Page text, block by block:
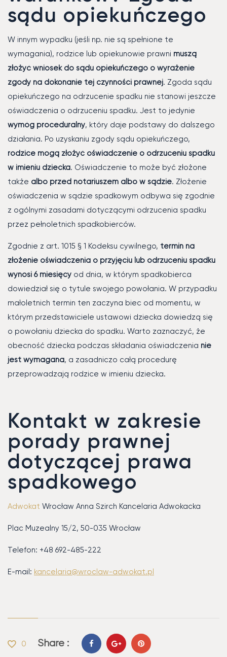
sądu opiekuńczego
W innym wypadku (jeśli np. nie są spełnione te
wymagania), rodzice lub opiekunowie prawni muszą
złożyć wniosek do sądu opiekuńczego o wyrażenie
zgody na dokonanie tej czynności prawnej. Zgoda sądu
opiekuńczego na odrzucenie spadku nie stanowi jeszcze
oświadczenia o odrzuceniu spadku. Jest to jedynie
wymóg proceduralny, który daje podstawy do dalszego
działania. Po uzyskaniu zgody sądu opiekuńczego,
rodzice mogą złożyć oświadczenie o odrzuceniu spadku
w imieniu dziecka. Oświadczenie to może być złożone
także albo przed notariuszem albo w sądzie. Złożenie
oświadczenia w sądzie spadkowym odbywa się zgodnie
z ogólnymi zasadami dotyczącymi odrzucenia spadku
przez pełnoletnich spadkobierców.
Zgodnie z art. 1015 § 1 Kodeksu cywilnego, termin na
złożenie oświadczenia o przyjęciu lub odrzuceniu spadku
wynosi 6 miesięcy od dnia, w którym spadkobierca
dowiedział się o tytule swojego powołania. W przypadku
małoletnich termin ten zaczyna biec od momentu, w
którym przedstawiciele ustawowi dziecka dowiedzą się
o powołaniu dziecka do spadku. Warto zaznaczyć, że
obecność dziecka podczas składania oświadczenia nie
jest wymagana, a zasadniczo całą procedurę
przeprowadzają rodzice w imieniu dziecka.
Kontakt w zakresie
porady prawnej
dotyczącej prawa
spadkowego
Adwokat Wrocław Anna Szirch Kancelaria Adwokacka
Plac Muzealny 15/2, 50-035 Wrocław
Telefon: +48 692-485-222
E-mail: kancelaria@wroclaw-adwokat.pl
0 Share :